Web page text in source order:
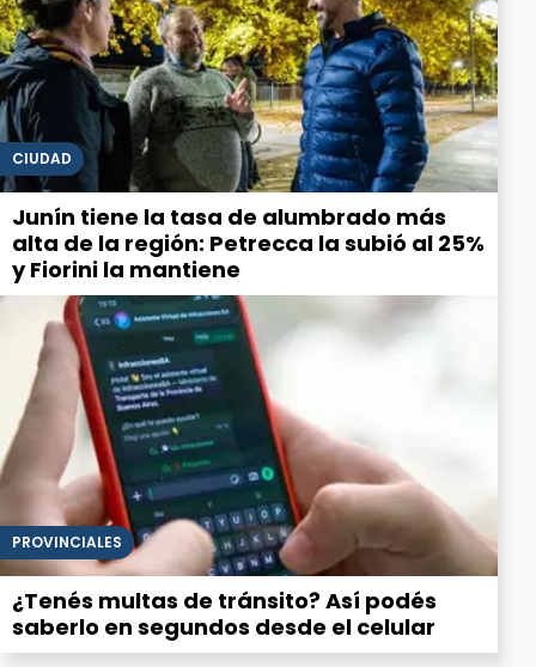
CIUDAD
Junín tiene la tasa de alumbrado más
alta de la región: Petrecca la subió al 25%
y Fiorini la mantiene
PROVINCIALES
¿Tenés multas de tránsito? Así podés
saberlo en segundos desde el celular